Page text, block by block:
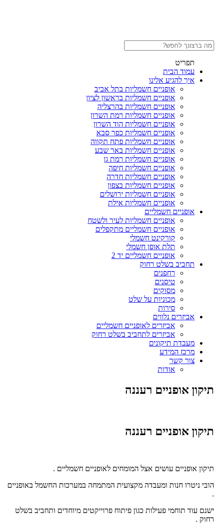
תפריט
עמוד הבית
איך להגיע אלינו
אופניים חשמליות בתל אביב
אופניים חשמליות בראשון לציון
אופניים חשמליות בהרצליה
אופניים חשמליות רמת השרון
אופניים חשמליות הוד השרון
אופניים חשמליות כפר סבא
אופניים חשמליות פתח תקווה
אופניים חשמליות באר שבע
אופניים חשמליות רמת גן
אופניים חשמליות חיפה
אופניים חשמליות חדרה
אופניים חשמליות בצפון
אופניים חשמליות ירושלים
אופניים חשמליות אילת
אופניים חשמליים
אופניים חשמליות לעיר ולשטח
אופניים חשמליים מתקפלים
קורקינט חשמלי
תלת אופן חשמלי
אופניים חשמליים יד 2
תחביב בשלט רחוק
רחפנים
טיסנים
מסוקים
מכוניות על שלט
סירות
אביזרים נלווים
אביזרים לאופניים חשמליים
אביזרים לתחביב בשלט רחוק
מעבדת תיקונים
מרכז המידע
צור קשר
אודות
תיקון אופניים רעננה
תיקון אופניים רעננה
תיקון אופניים עושים אצל המומחים לאופניים חשמליים .
הובי ניטרו חנות ומעבדה מקצועית המתמחה במערכות החשמל באופניים
.
ישנם עוד תוחמי פעילות כגון פיתוח פרוייקטים מיוחדים ותחביב בשלט
רחוק .